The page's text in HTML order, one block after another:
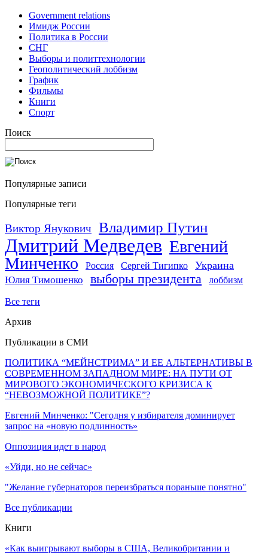
Government relations
Имидж России
Политика в России
СНГ
Выборы и политтехнологии
Геополитический лоббизм
График
Фильмы
Книги
Спорт
Поиск
Популярные записи
Популярные теги
Виктор Янукович Владимир Путин
Дмитрий Медведев Евгений
Минченко
Россия Сергей Тигипко Украина
Юлия Тимошенко выборы президента лоббизм
Все теги
Архив
Публикации в СМИ
ПОЛИТИКА “МЕЙНСТРИМА” И ЕЕ АЛЬТЕРНАТИВЫ В
СОВРЕМЕННОМ ЗАПАДНОМ МИРЕ: НА ПУТИ ОТ
МИРОВОГО ЭКОНОМИЧЕСКОГО КРИЗИСА К
“НЕВОЗМОЖНОЙ ПОЛИТИКЕ”?
Евгений Минченко: "Сегодня у избирателя доминирует
запрос на «новую подлинность»
Оппозиция идет в народ
«Уйди, но не сейчас»
"Желание губернаторов переизбраться пораньше понятно"
Все публикации
Книги
«Как выигрывают выборы в США, Великобритании и